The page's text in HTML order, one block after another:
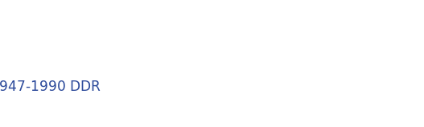
1990 DDR